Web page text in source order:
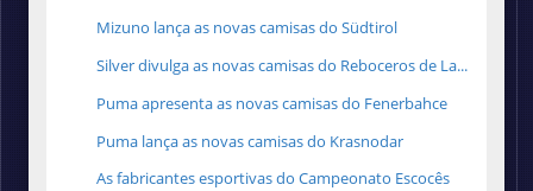
Mizuno lança as novas camisas do Südtirol
Silver divulga as novas camisas do Reboceros de La...
Puma apresenta as novas camisas do Fenerbahce
Puma lança as novas camisas do Krasnodar
As fabricantes esportivas do Campeonato Escocês